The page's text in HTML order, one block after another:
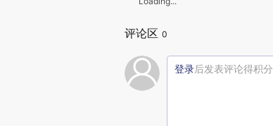
评论区 0
登录后发表评论得积分